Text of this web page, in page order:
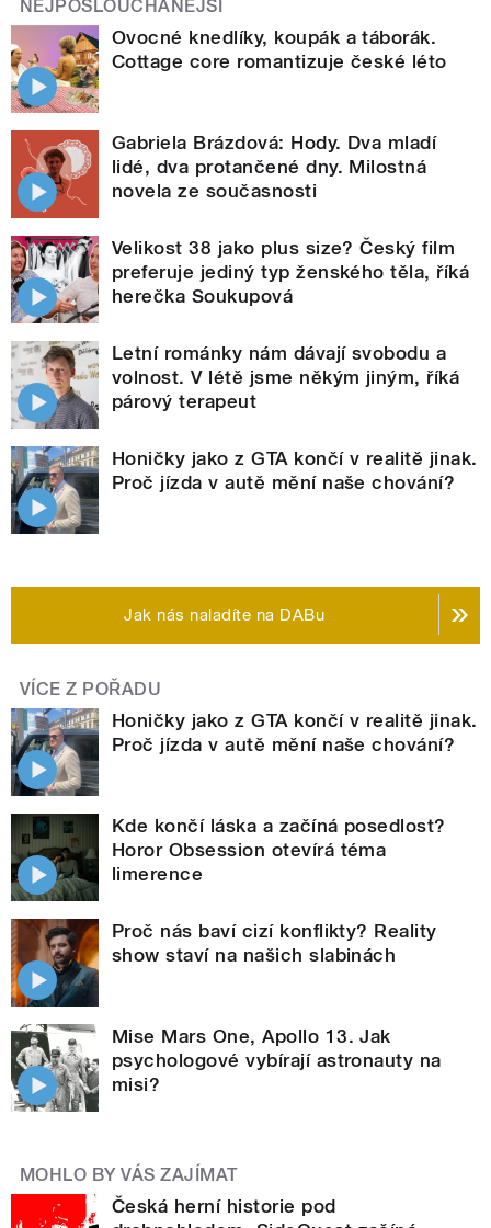
NEJPOSLOUCHANĚJŠÍ
Ovocné knedlíky, koupák a táborák.
Cottage core romantizuje české léto
Gabriela Brázdová: Hody. Dva mladí
lidé, dva protančené dny. Milostná
novela ze současnosti
Velikost 38 jako plus size? Český film
preferuje jediný typ ženského těla, říká
herečka Soukupová
Letní románky nám dávají svobodu a
volnost. V létě jsme někým jiným, říká
párový terapeut
Honičky jako z GTA končí v realitě jinak.
Proč jízda v autě mění naše chování?
Jak nás naladíte na DABu
VÍCE Z POŘADU
Honičky jako z GTA končí v realitě jinak.
Proč jízda v autě mění naše chování?
Kde končí láska a začíná posedlost?
Horor Obsession otevírá téma
limerence
Proč nás baví cizí konflikty? Reality
show staví na našich slabinách
Mise Mars One, Apollo 13. Jak
psychologové vybírají astronauty na
misi?
MOHLO BY VÁS ZAJÍMAT
Česká herní historie pod